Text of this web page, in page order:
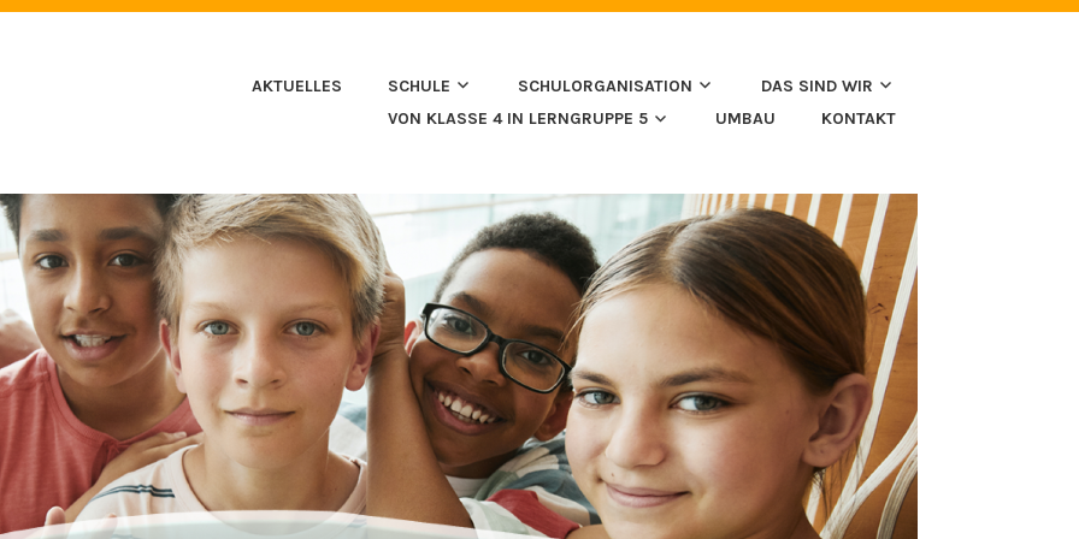
AKTUELLES SCHULE SCHULORGANISATION
DAS SIND WIR
VON KLASSE 4 IN LERNGRUPPE 5
UMBAU KONTAKT